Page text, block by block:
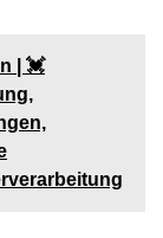
| 💓️️